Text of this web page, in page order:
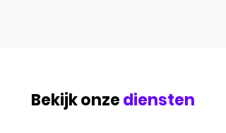
Bekijk onzediensten